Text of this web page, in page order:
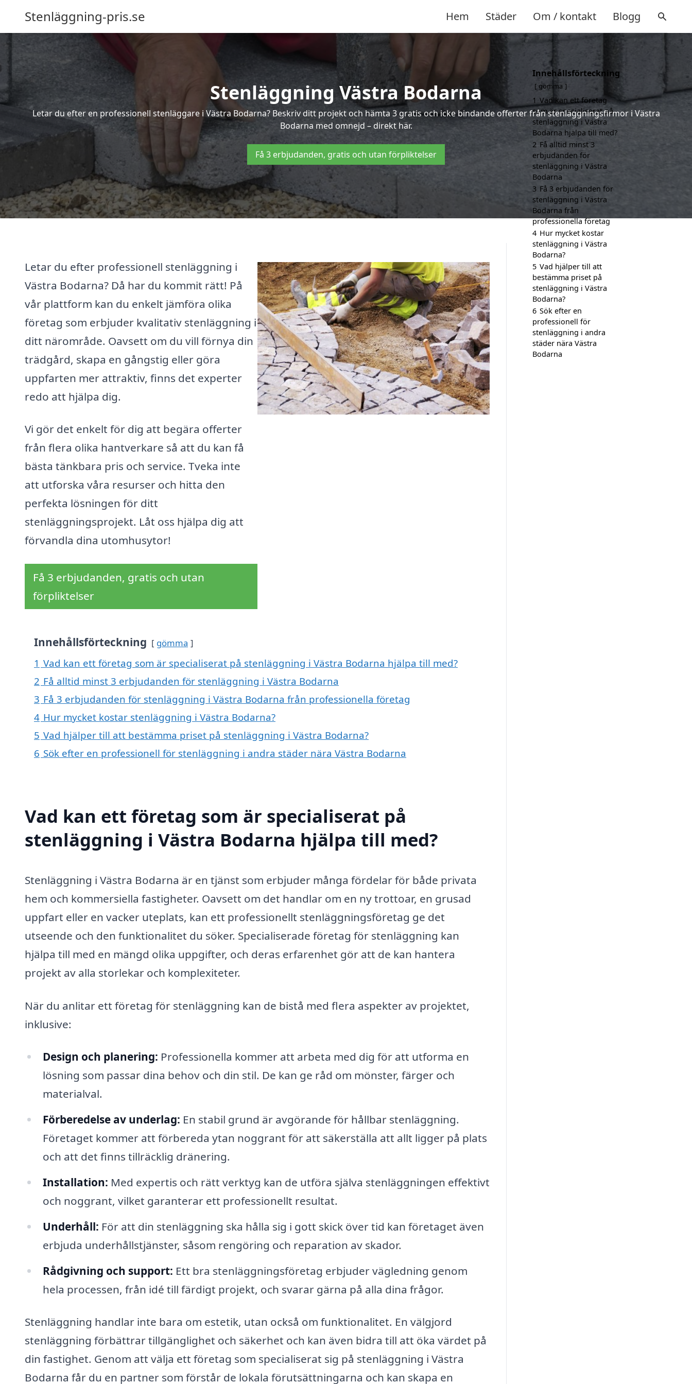
Stenläggning-pris.se Hem Städer Om / kontakt Blogg
Stenläggning Västra Bodarna
Letar du efter en professionell stenläggare i Västra Bodarna? Beskriv ditt projekt och hämta 3 gratis och icke bindande offerter från stenläggningsfirmor i Västra
Bodarna med omnejd – direkt här.
Få 3 erbjudanden, gratis och utan förpliktelser
Letar du efter professionell stenläggning i
Västra Bodarna? Då har du kommit rätt! På
vår plattform kan du enkelt jämföra olika
företag som erbjuder kvalitativ stenläggning i
ditt närområde. Oavsett om du vill förnya din
trädgård, skapa en gångstig eller göra
uppfarten mer attraktiv, finns det experter
redo att hjälpa dig.
Vi gör det enkelt för dig att begära offerter
från flera olika hantverkare så att du kan få
bästa tänkbara pris och service. Tveka inte
att utforska våra resurser och hitta den
perfekta lösningen för ditt
stenläggningsprojekt. Låt oss hjälpa dig att
förvandla dina utomhusytor!
Få 3 erbjudanden, gratis och utan
förpliktelser
Innehållsförteckning gömma
1 Vad kan ett företag som är specialiserat på stenläggning i Västra Bodarna hjälpa till med?
2 Få alltid minst 3 erbjudanden för stenläggning i Västra Bodarna
3 Få 3 erbjudanden för stenläggning i Västra Bodarna från professionella företag
4 Hur mycket kostar stenläggning i Västra Bodarna?
5 Vad hjälper till att bestämma priset på stenläggning i Västra Bodarna?
6 Sök efter en professionell för stenläggning i andra städer nära Västra Bodarna
Vad kan ett företag som är specialiserat på
stenläggning i Västra Bodarna hjälpa till med?
Stenläggning i Västra Bodarna är en tjänst som erbjuder många fördelar för både privata
hem och kommersiella fastigheter. Oavsett om det handlar om en ny trottoar, en grusad
uppfart eller en vacker uteplats, kan ett professionellt stenläggningsföretag ge det
utseende och den funktionalitet du söker. Specialiserade företag för stenläggning kan
hjälpa till med en mängd olika uppgifter, och deras erfarenhet gör att de kan hantera
projekt av alla storlekar och komplexiteter.
När du anlitar ett företag för stenläggning kan de bistå med flera aspekter av projektet,
inklusive:
Design och planering: Professionella kommer att arbeta med dig för att utforma en
lösning som passar dina behov och din stil. De kan ge råd om mönster, färger och
materialval.
Förberedelse av underlag: En stabil grund är avgörande för hållbar stenläggning.
Företaget kommer att förbereda ytan noggrant för att säkerställa att allt ligger på plats
och att det finns tillräcklig dränering.
Installation: Med expertis och rätt verktyg kan de utföra själva stenläggningen effektivt
och noggrant, vilket garanterar ett professionellt resultat.
Underhåll: För att din stenläggning ska hålla sig i gott skick över tid kan företaget även
erbjuda underhållstjänster, såsom rengöring och reparation av skador.
Rådgivning och support: Ett bra stenläggningsföretag erbjuder vägledning genom
hela processen, från idé till färdigt projekt, och svarar gärna på alla dina frågor.
Stenläggning handlar inte bara om estetik, utan också om funktionalitet. En välgjord
stenläggning förbättrar tillgänglighet och säkerhet och kan även bidra till att öka värdet på
din fastighet. Genom att välja ett företag som specialiserat sig på stenläggning i Västra
Bodarna får du en partner som förstår de lokala förutsättningarna och kan skapa en
Innehållsförteckning
gömma
1 Vad kan ett företag
som är specialiserat på
stenläggning i Västra
Bodarna hjälpa till med?
2 Få alltid minst 3
erbjudanden för
stenläggning i Västra
Bodarna
3 Få 3 erbjudanden för
stenläggning i Västra
Bodarna från
professionella företag
4 Hur mycket kostar
stenläggning i Västra
Bodarna?
5 Vad hjälper till att
bestämma priset på
stenläggning i Västra
Bodarna?
6 Sök efter en
professionell för
stenläggning i andra
städer nära Västra
Bodarna